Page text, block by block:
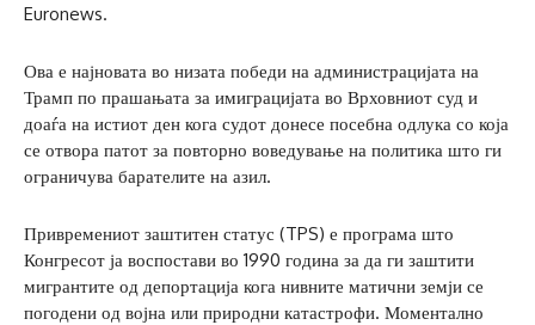
Euronews.
Ова е најновата во низата победи на администрацијата на
Трамп по прашањата за имиграцијата во Врховниот суд и
доаѓа на истиот ден кога судот донесе посебна одлука со која
се отвора патот за повторно воведување на политика што ги
ограничува барателите на азил.
Привремениот заштитен статус (TPS) е програма што
Конгресот ја воспостави во 1990 година за да ги заштити
мигрантите од депортација кога нивните матични земји се
погодени од војна или природни катастрофи. Моментално